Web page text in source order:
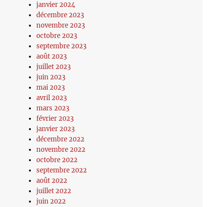
janvier 2024
décembre 2023
novembre 2023
octobre 2023
septembre 2023
août 2023
juillet 2023
juin 2023
mai 2023
avril 2023
mars 2023
février 2023
janvier 2023
décembre 2022
novembre 2022
octobre 2022
septembre 2022
août 2022
juillet 2022
juin 2022